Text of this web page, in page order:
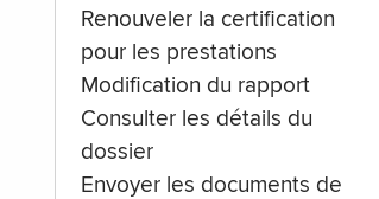
Renouveler la certification
pour les prestations
Modification du rapport
Consulter les détails du
dossier
Envoyer les documents de